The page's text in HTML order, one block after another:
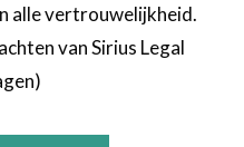
alle vertrouwelijkheid.
van Sirius Legal